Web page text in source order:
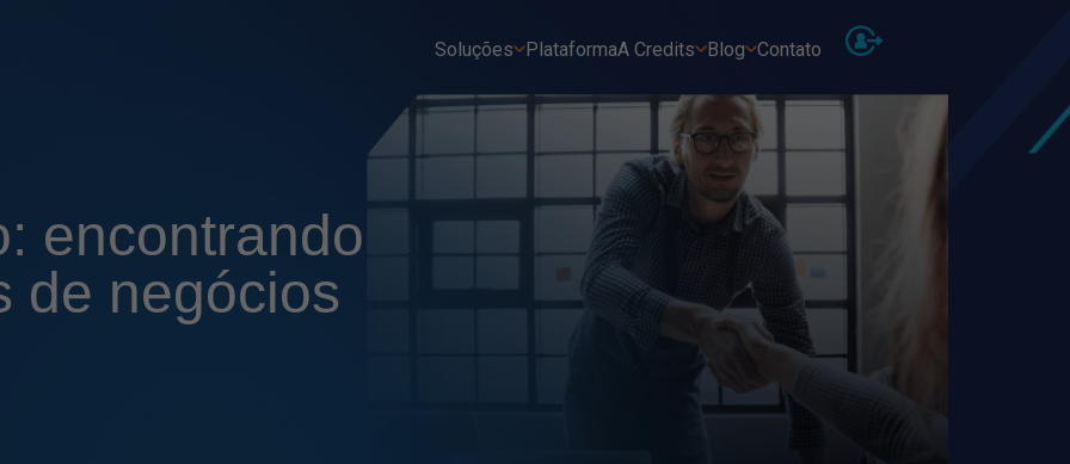
Soluções PlataformaA Credits Blog Contato
encontrando
de negócios